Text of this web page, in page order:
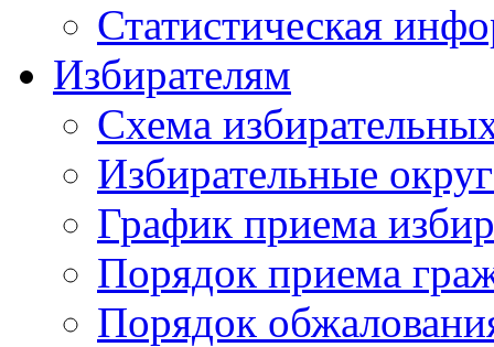
Статистическая
Избирателям
Схема
Избирательные
График приема
Порядок приема
Порядок